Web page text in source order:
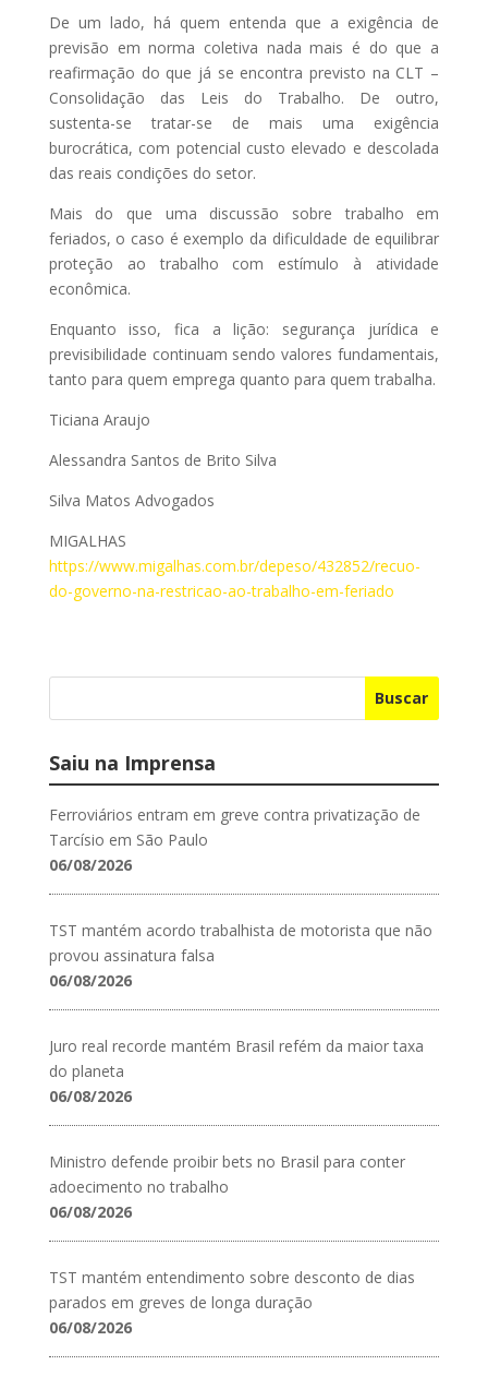
De um lado, há quem entenda que a exigência de
previsão em norma coletiva nada mais é do que a
reafirmação do que já se encontra previsto na CLT –
Consolidação das Leis do Trabalho. De outro,
sustenta-se tratar-se de mais uma exigência
burocrática, com potencial custo elevado e descolada
das reais condições do setor.
Mais do que uma discussão sobre trabalho em
feriados, o caso é exemplo da dificuldade de equilibrar
proteção ao trabalho com estímulo à atividade
econômica.
Enquanto isso, fica a lição: segurança jurídica e
previsibilidade continuam sendo valores fundamentais,
tanto para quem emprega quanto para quem trabalha.
Ticiana Araujo
Alessandra Santos de Brito Silva
Silva Matos Advogados
MIGALHAS
https://www.migalhas.com.br/depeso/432852/recuo-
do-governo-na-restricao-ao-trabalho-em-feriado
Buscar
Saiu na Imprensa
Ferroviários entram em greve contra privatização de
Tarcísio em São Paulo
06/08/2026
TST mantém acordo trabalhista de motorista que não
provou assinatura falsa
06/08/2026
Juro real recorde mantém Brasil refém da maior taxa
do planeta
06/08/2026
Ministro defende proibir bets no Brasil para conter
adoecimento no trabalho
06/08/2026
TST mantém entendimento sobre desconto de dias
parados em greves de longa duração
06/08/2026